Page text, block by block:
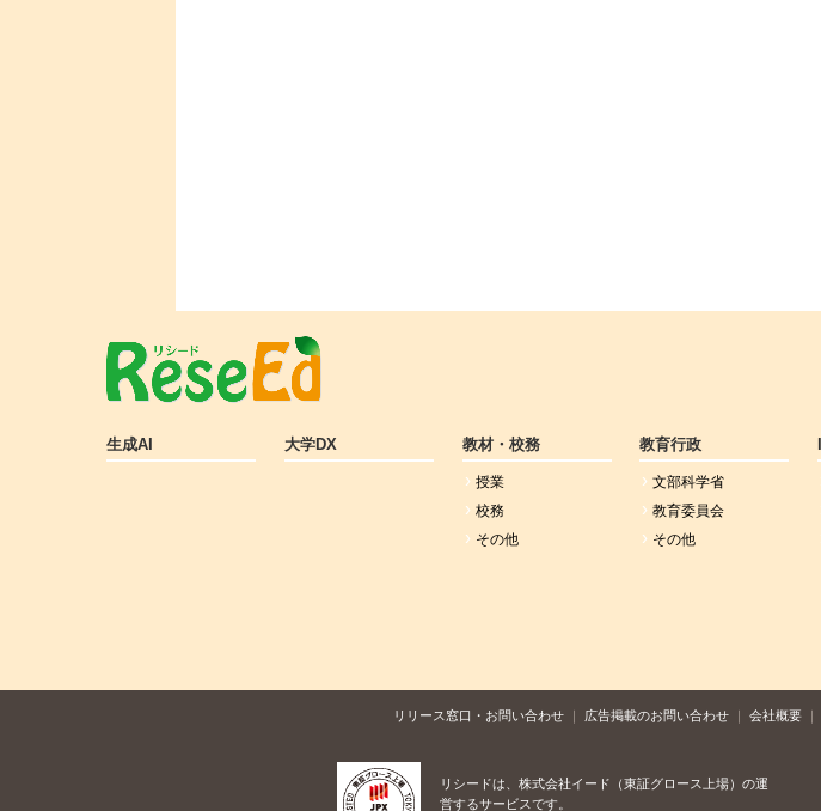
生成AI 大学DX 教材・校務
授業
校務
その他
教育行政
文部科学省
教育委員会
その他
リリース窓口・お問い合わせ 広告掲載のお問い合わせ 会社概要
リシードは、株式会社イード（東証グロース上場）の運
営するサービスです。